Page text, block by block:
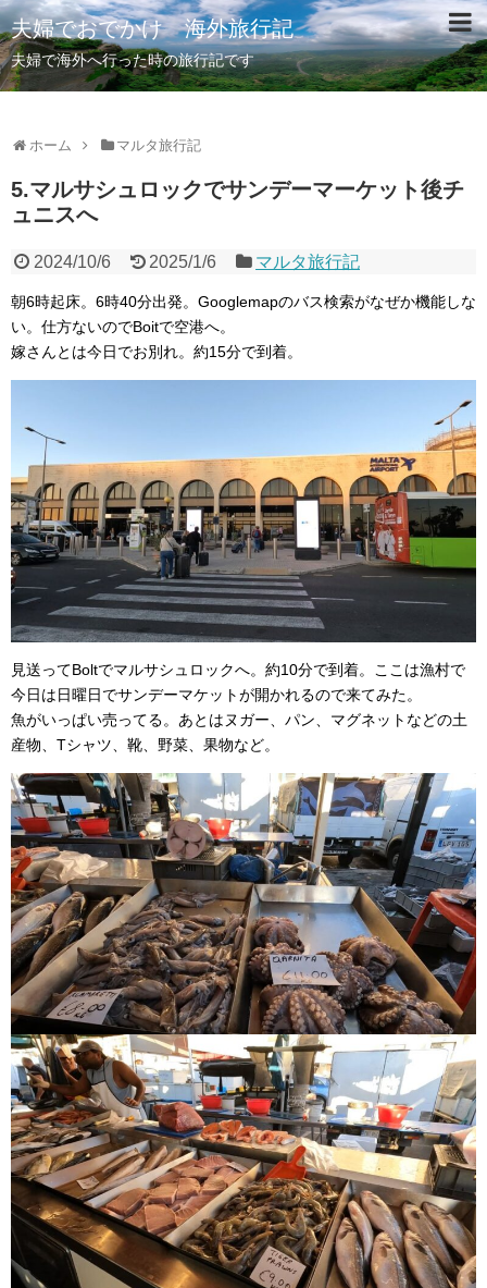
夫婦でおでかけ 海外旅行記
夫婦で海外へ行った時の旅行記です
ホーム マルタ旅行記
5.マルサシュロックでサンデーマーケット後チ
ュニスへ
2024/10/6 2025/1/6 マルタ旅行記
朝6時起床。6時40分出発。Googlemapのバス検索がなぜか機能しな
い。仕方ないのでBoitで空港へ。
嫁さんとは今日でお別れ。約15分で到着。
見送ってBoltでマルサシュロックへ。約10分で到着。ここは漁村で
今日は日曜日でサンデーマケットが開かれるので来てみた。
魚がいっぱい売ってる。あとはヌガー、パン、マグネットなどの土
産物、Tシャツ、靴、野菜、果物など。